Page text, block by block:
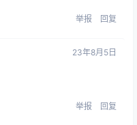
举报 回复
23年8月5日
举报 回复